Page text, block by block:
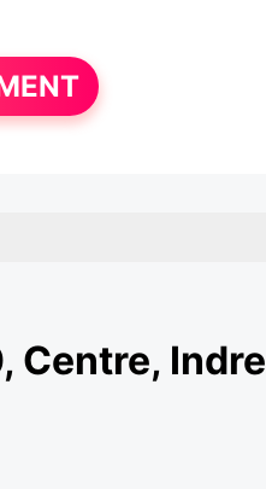
Centre, Indre